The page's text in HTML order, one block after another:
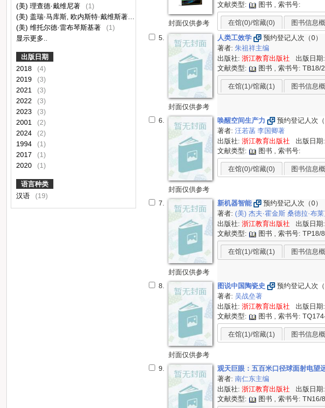
(美) 理查德·戴维尼著
(1)
(美) 维托尔德·雷布琴斯基著
(1)
显示更多..
出版日期
2018
(4)
2019
(3)
2021
(3)
2022
(3)
2023
(3)
2001
(2)
2024
(2)
1994
(1)
2017
(1)
2020
(1)
语言种类
汉语
(19)
封面仅供参考
文献类型:
图书 , 索书号:
在馆(0)/馆藏(0) 图书信息
5.
封面仅供参考
人类工效学
预约登记人次（0）
著者:朱祖祥主编
出版社:浙江教育出版社 出版日期
文献类型:
图书 , 索书号:TB18/2
在馆(1)/馆藏(1) 图书信息
6.
封面仅供参考
唤醒空间生产力
预约登记人次（
著者:汪若菡李国卿著
出版社:浙江教育出版社 出版日期
文献类型:
图书 , 索书号:
在馆(0)/馆藏(0) 图书信息
7.
封面仅供参考
新机器智能
预约登记人次（0）
著者: (美) 杰夫·霍金斯桑德拉·布
出版社:浙江教育出版社 出版日期
文献类型:
图书 , 索书号:TP18/
在馆(1)/馆藏(1) 图书信息
8.
封面仅供参考
图说中国陶瓷史
预约登记人次（
著者:吴战垒著
出版社:浙江教育出版社 出版日期
文献类型:
图书 , 索书号:
在馆(1)/馆藏(1) 图书信息
9. 观天巨眼：五百米口径球面射电
著者:南仁东主编
出版社:浙江教育出版社 出版日期
文献类型:
图书 , 索书号:TN16/8